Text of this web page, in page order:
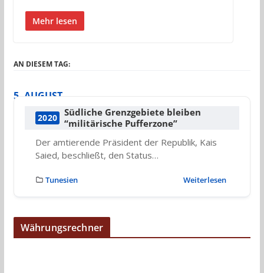
Mehr lesen
AN DIESEM TAG:
5. AUGUST
2020
Südliche Grenzgebiete bleiben
“militärische Pufferzone”
Der amtierende Präsident der Republik, Kais
Saied, beschließt, den Status…
Tunesien Weiterlesen
Währungsrechner